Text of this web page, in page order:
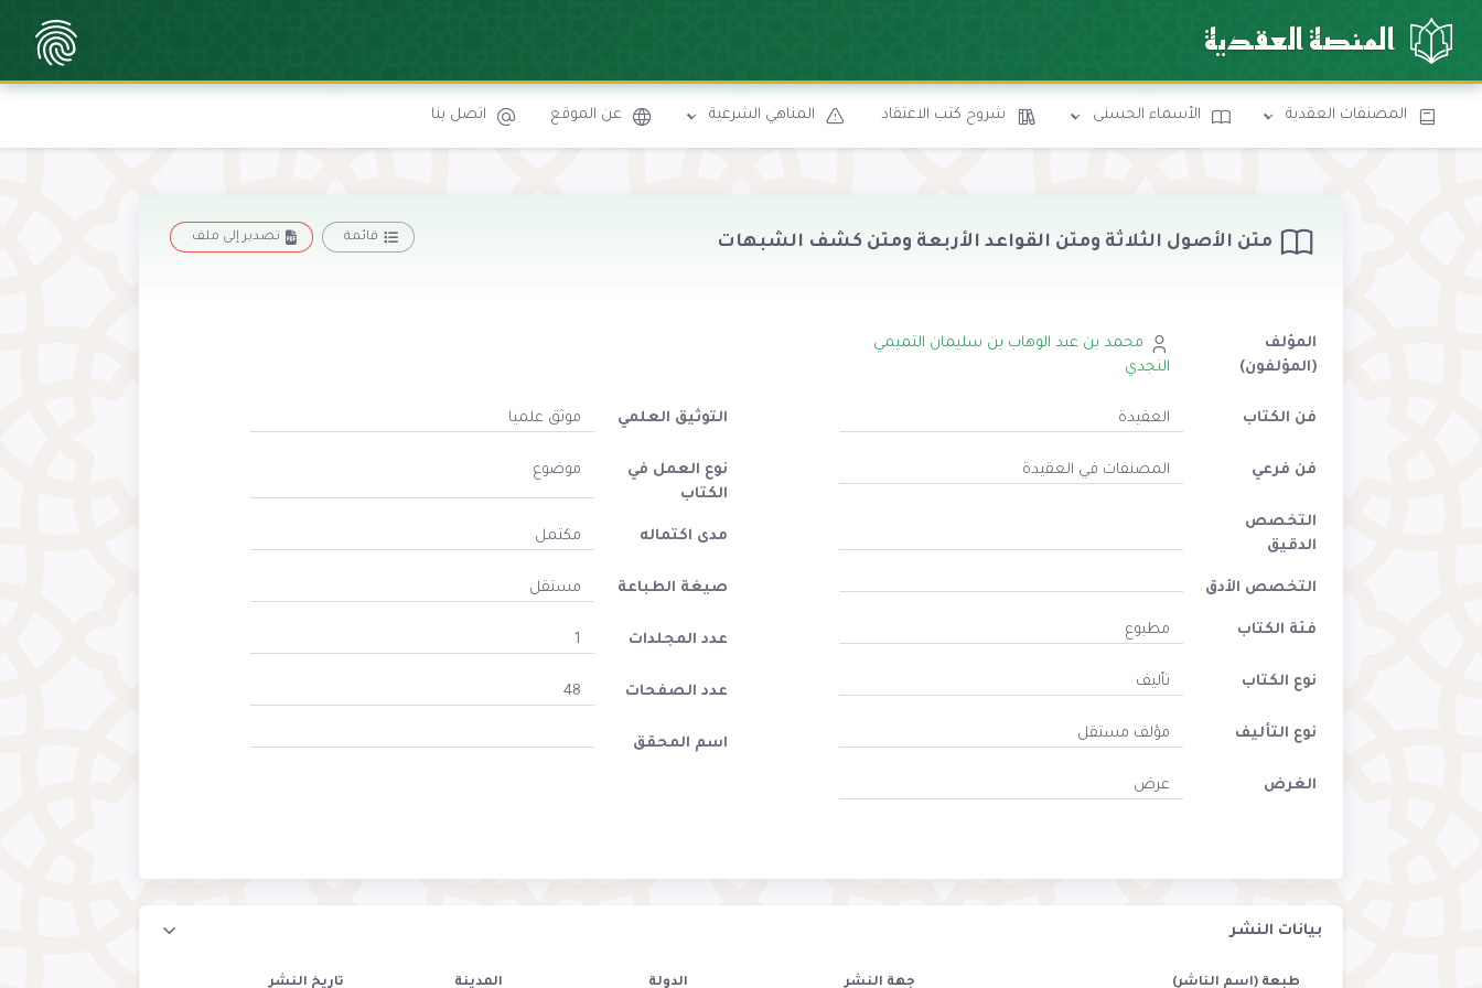
المنصة العقدية
المصنفات العقدية الأسماء الحسنى شروح كتب الاعتقاد المناهي الشرعية عن الموقع اتصل بنا
متن الأصول الثلاثة ومتن القواعد الأربعة ومتن كشف الشبهات قائمة تصدير إلى ملف
المؤلف
(المؤلفون)
محمد بن عبد الوهاب بن سليمان التميمي
النجدي
فن الكتاب العقيدة
فن فرعي المصنفات في العقيدة
التخصص
الدقيق
التخصص الأدق
فئة الكتاب مطبوع
نوع الكتاب تأليف
نوع التأليف مؤلف مستقل
الغرض عرض
التوثيق العلمي موثق علميا
نوع العمل في
الكتاب
موضوع
مدى اكتماله مكتمل
صيغة الطباعة مستقل
عدد المجلدات 1
عدد الصفحات 48
اسم المحقق
بيانات النشر
طبعة (اسم الناشر) جهة النشر الدولة المدينة تاريخ النشر